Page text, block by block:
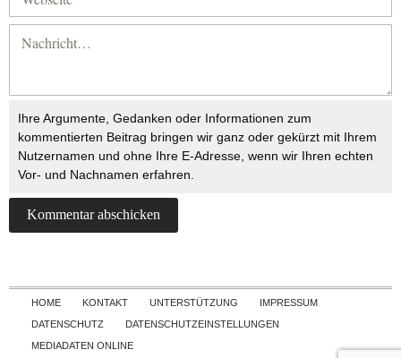
Ihre Argumente, Gedanken oder Informationen zum
kommentierten Beitrag bringen wir ganz oder gekürzt mit Ihrem
Nutzernamen und ohne Ihre E-Adresse, wenn wir Ihren echten
Vor- und Nachnamen erfahren.
Skip to content
HOME KONTAKT UNTERSTÜTZUNG
IMPRESSUM
DATENSCHUTZ
DATENSCHUTZEINSTELLUNGEN
MEDIADATEN ONLINE